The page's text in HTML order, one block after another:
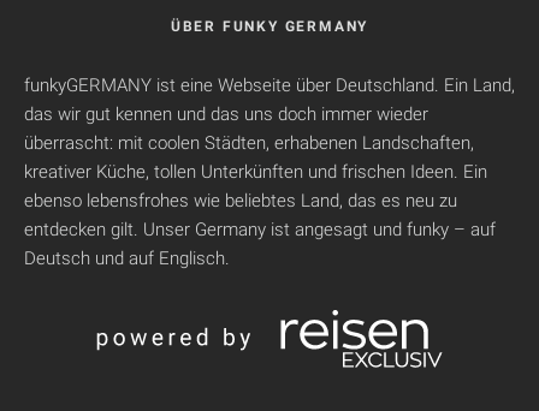
ÜBER FUNKY GERMANY
funkyGERMANY ist eine Webseite über Deutschland. Ein Land,
das wir gut kennen und das uns doch immer wieder
überrascht: mit coolen Städten, erhabenen Landschaften,
kreativer Küche, tollen Unterkünften und frischen Ideen. Ein
ebenso lebensfrohes wie beliebtes Land, das es neu zu
entdecken gilt. Unser Germany ist angesagt und funky – auf
Deutsch und auf Englisch.